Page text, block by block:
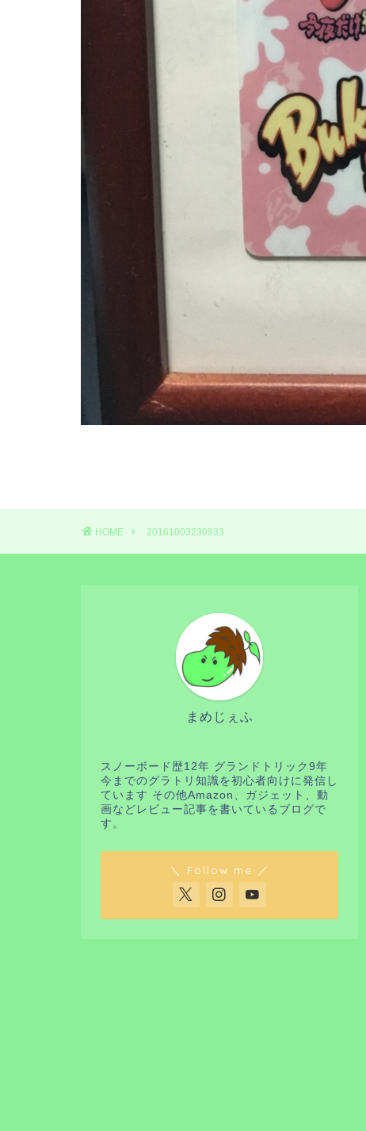
HOME 20161003230933
まめじぇふ
スノーボード歴12年 グランドトリック9年
今までのグラトリ知識を初心者向けに発信し
ています その他Amazon、ガジェット、動
画などレビュー記事を書いているブログで
す。
＼ Follow me ／